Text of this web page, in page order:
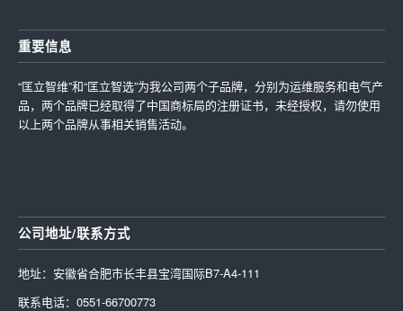
重要信息
“匡立智维”和“匡立智选”为我公司两个子品牌，分别为运维服务和电气产
品，两个品牌已经取得了中国商标局的注册证书，未经授权，请勿使用
以上两个品牌从事相关销售活动。
公司地址/联系方式
地址：安徽省合肥市长丰县宝湾国际B7-A4-111
联系电话：0551-66700773